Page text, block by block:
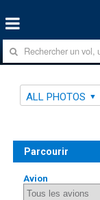
ALL PHOTOS
Parcourir
Avion